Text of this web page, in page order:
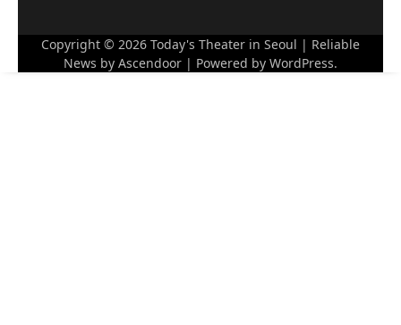
Copyright © 2026 Today's Theater in Seoul | Reliable
News by Ascendoor | Powered by WordPress.